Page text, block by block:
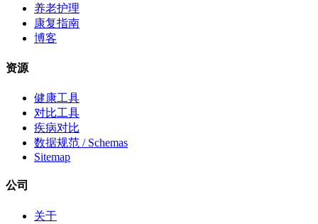
养老护理
康复指南
博客
资源
健康工具
对比工具
疾病对比
数据规范 / Schemas
Sitemap
公司
关于